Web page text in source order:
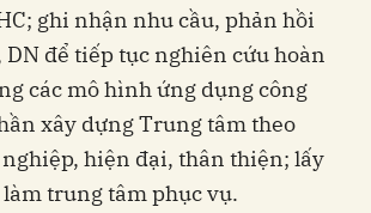
ghi nhận nhu cầu, phản hồi
để tiếp tục nghiên cứu hoàn
các mô hình ứng dụng công
xây dựng Trung tâm theo
hiện đại, thân thiện; lấy
trung tâm phục vụ.